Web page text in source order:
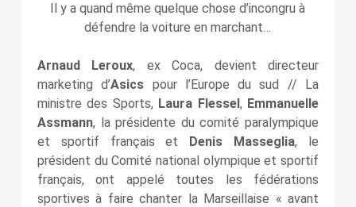
Il y a quand même quelque chose d’incongru à
défendre la voiture en marchant…
Arnaud Leroux, ex Coca, devient directeur
marketing d’Asics pour l’Europe du sud // La
ministre des Sports, Laura Flessel, Emmanuelle
Assmann, la présidente du comité paralympique
et sportif français et Denis Masseglia, le
président du Comité national olympique et sportif
français, ont appelé toutes les fédérations
sportives à faire chanter la Marseillaise « avant